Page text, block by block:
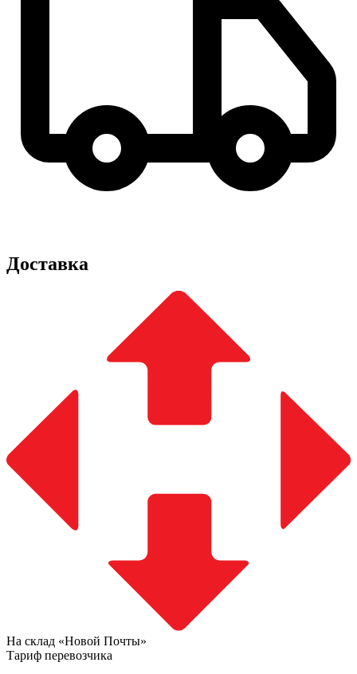
Доставка
На склад «Новой Почты»
Тариф перевозчика